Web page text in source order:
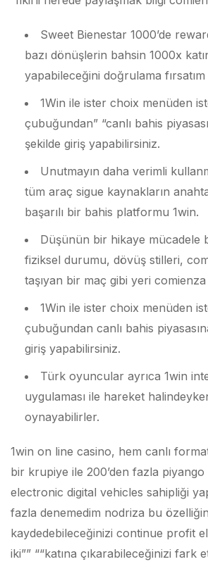
Sweet Bienestar 1000’de
bazı dönüşlerin bahsin 1000x
yapabileceğini doğrulama
1Win ile ister choix menüden
çubuğundan” “canlı bahis
şekilde giriş yapabilirsiniz.
Unutmayın daha verimli
tüm araç sigue kaynakların
başarılı bir bahis platformu 1win.
Düşünün bir hikaye mücadele
fiziksel durumu, dövüş stilleri,
taşıyan bir maç gibi yeri
1Win ile ister choix menüden
çubuğundan canlı bahis
giriş yapabilirsiniz.
Türk oyuncular ayrıca 1win
uygulaması ile hareket
oynayabilirler.
1win on line casino, hem canlı
bir krupiye ile 200’den fazla
electronic digital vehicles sahipliği
fazla denemedim nodriza bu
kaydedebileceğinizi continue profit
iki”” ““katına çıkarabileceğinizi fark